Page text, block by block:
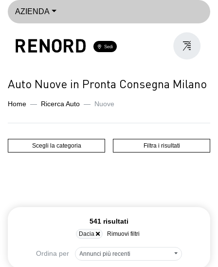
AZIENDA
Sedi
Auto Nuove in Pronta Consegna Milano
Home Ricerca Auto Nuove
Scegli la categoria Filtra i risultati
541 risultati
Dacia Rimuovi filtri
Ordina per Annunci più recenti